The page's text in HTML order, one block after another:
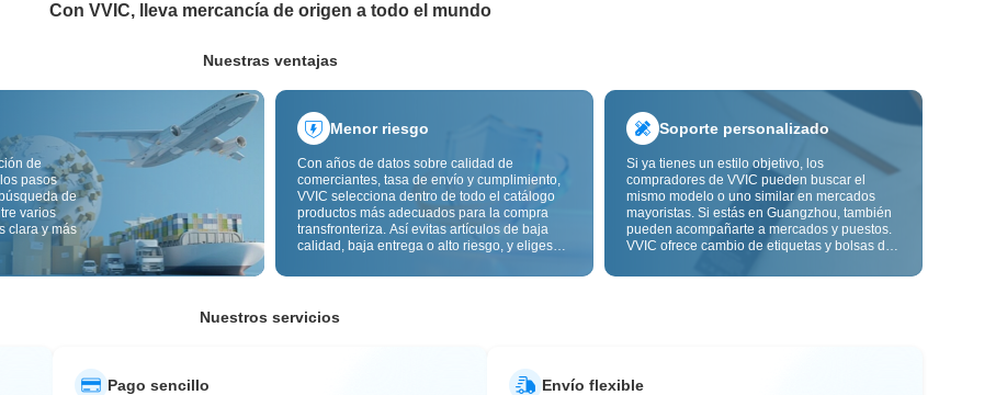
Con VVIC, lleva mercancía de origen a todo el mundo
Nuestras ventajas
de
pasos
de
varios
clara y más
Menor riesgo
Con años de datos sobre calidad de
comerciantes, tasa de envío y cumplimiento,
VVIC selecciona dentro de todo el catálogo
productos más adecuados para la compra
transfronteriza. Así evitas artículos de baja
calidad, baja entrega o alto riesgo, y eliges
calidad transfronteriza y las etiquetas de
aduana y posventa.
Soporte personalizado
Si ya tienes un estilo objetivo, los
compradores de VVIC pueden buscar el
mismo modelo o uno similar en mercados
mayoristas. Si estás en Guangzhou, también
pueden acompañarte a mercados y puestos.
VVIC ofrece cambio de etiquetas y bolsas de
imagen o muestra, para que tu compra sea
Nuestros servicios
Pago sencillo Envío flexible